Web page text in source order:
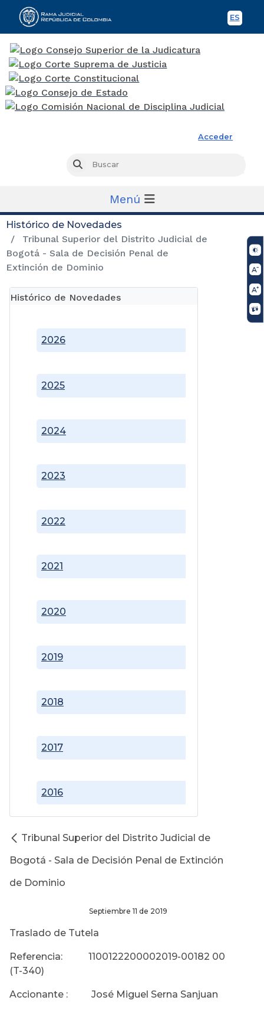
ES
Acceder
Buscar
Menú
Histórico de Novedades
Tribunal Superior del Distrito Judicial de
Bogotá - Sala de Decisión Penal de
Extinción de Dominio
Histórico de Novedades
2016
2017
2018
2019
2020
2021
2022
2023
2024
2025
2026
Tribunal Superior del Distrito Judicial de
Bogotá - Sala de Decisión Penal de Extinción
de Dominio
Septiembre 11 de 2019
Traslado de Tutela
Referencia: 1100122200002019-00182 00
(T-340)
Accionante : José Miguel Serna Sanjuan